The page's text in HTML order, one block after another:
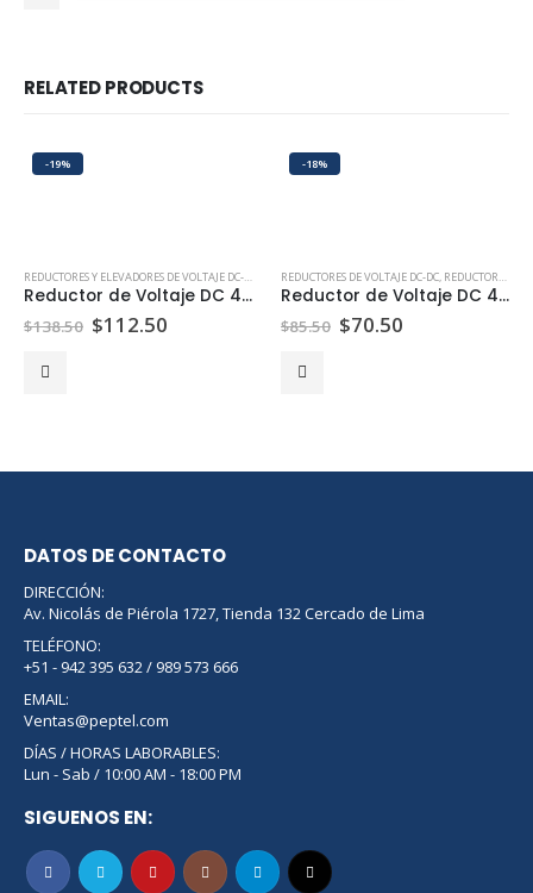
RELATED PRODUCTS
-19%
REDUCTORES Y ELEVADORES DE VOLTAJE DC-DC REDUCTORES DE VOLTAJE DC-DC
Reductor de Voltaje DC 48V a 12V 20A 240W
$138.50 $112.50
-18%
REDUCTORES DE VOLTAJE DC-DC, REDUCTORES Y ELEVADORES DE VOLTAJE DC-DC
Reductor de Voltaje DC 48V a 12V 10A 120W
$85.50 $70.50
DATOS DE CONTACTO
DIRECCIÓN:
Av. Nicolás de Piérola 1727, Tienda 132 Cercado de Lima
TELÉFONO:
+51 - 942 395 632 / 989 573 666
EMAIL:
Ventas@peptel.com
DÍAS / HORAS LABORABLES:
Lun - Sab / 10:00 AM - 18:00 PM
SIGUENOS EN: